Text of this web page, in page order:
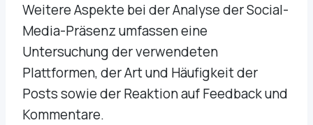
Weitere Aspekte bei der Analyse der Social-
Media-Präsenz umfassen eine
Untersuchung der verwendeten
Plattformen, der Art und Häufigkeit der
Posts sowie der Reaktion auf Feedback und
Kommentare.